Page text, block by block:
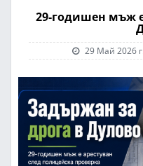
29-годишен мъж
29 Май 2026 г.